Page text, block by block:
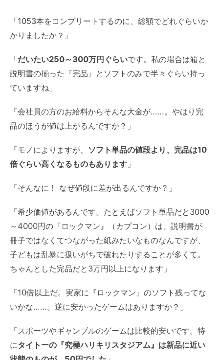
「1053本をコンプリートするのに、総額でどれぐらいか
かりましたか？」
「だいたい250～300万円ぐらいです。私の場合は箱と
説明書の揃った『完品』とソフトのみで半々ぐらい持っ
ていますね」
「会社員の方のお給料からそんな大金が……。やはり完
品のほうが値は上がるんですか？」
「モノによりますが、 ソフト単品の値段より、完品は10
倍ぐらい高くなるものもあります 」
「そんなに！ なぜ値段に差が出るんですか？」
「希少価値があるんです。たとえばソフト単品だと3000
～4000円の『ロックマン』（カプコン）は、説明書が
冊子ではなくてつながった紙みたいなものなんですが、
子どもは乱暴に扱いがちで破れたりすることが多くて。
ちゃんとした完品だと3万円以上になります」
「10倍以上だ。実家に『ロックマン』のソフト残ってな
いかな……。逆に安かったゲームはありますか？」
「スポーツやギャンブルのゲームは比較的安いです。特
にタイトーの『究極ハリキリスタジアム』は新品に近い